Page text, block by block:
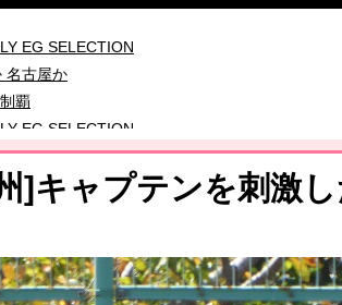
EG SELECTION
名古屋か
覇
EG SELECTION
うラストワン
色へ出国
EG SELECTION
者へ 大逆転か連破か
者、黄金のシャーレ
]キャプテンを刺激